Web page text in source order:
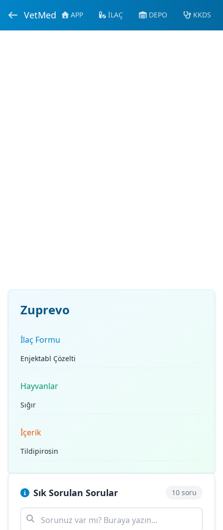
VetMed APP İLAÇ DEPO KKDS
Zuprevo
İlaç Formu
Enjektabl Çözelti
Hayvanlar
Sığır
İçerik
Tildipirosin
Sık Sorulan Sorular 10 soru